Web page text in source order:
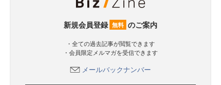
新規会員登録 無料 のご案内
・全ての過去記事が閲覧できます
・会員限定メルマガを受信できます
メールバックナンバー